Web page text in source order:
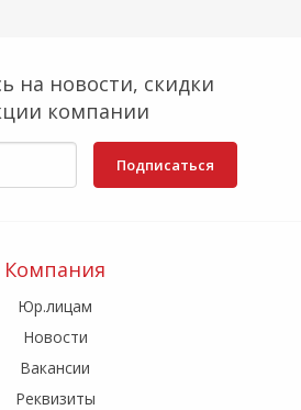
на новости, скидки
компании
Подписаться
Компания
Юр.лицам
Новости
Вакансии
Реквизиты